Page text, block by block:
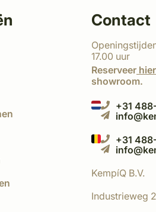
Contact
17.00 uur
Reserveer hier
showroom.
+31
+31
KempíQ B.V.
Industrieweg